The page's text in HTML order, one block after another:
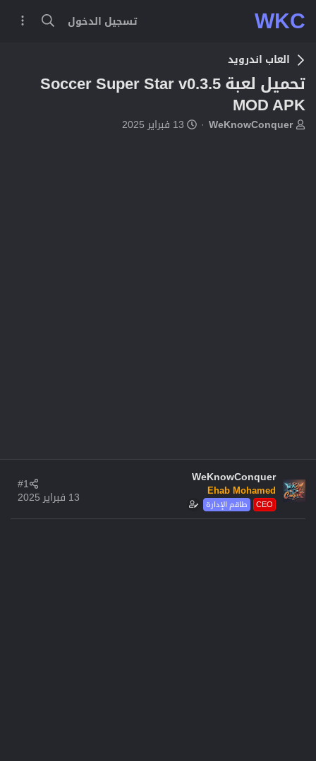
WKC تسجيل الدخول
العاب اندرويد
تحميل لعبة Soccer Super Star v0.3.5
MOD APK
بWeKnowConquer
ت13 فبراير 2025
WeKnowConquer
Ehab Mohamed
طاقم الإدارة CEO
13 فبراير 2025
#1